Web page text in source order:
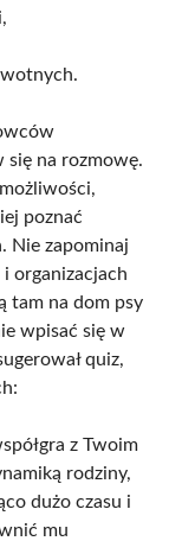
się na rozmowę.
poznać
Nie zapominaj
organizacjach
tam na dom psy
wpisać się w
quiz,
z Twoim
rodziny,
dużo czasu i
mu